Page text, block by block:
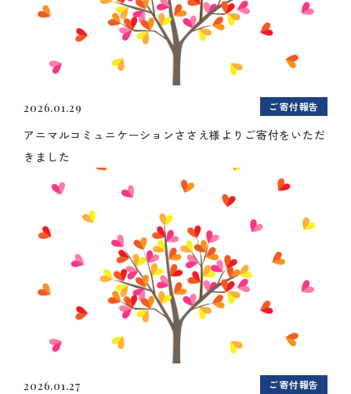
2026.01.29 ご寄付報告
アニマルコミュニケーションささえ様よりご寄付をいただ
きました
2026.01.27 ご寄付報告